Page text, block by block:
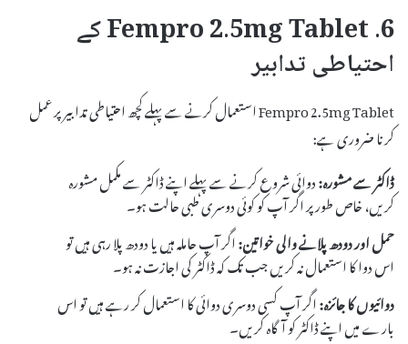
6. Fempro 2.5mg Tablet کے
احتیاطی تدابیر
Fempro 2.5mg Tablet استعمال کرنے سے پہلے کچھ احتیاطی تدابیر پر عمل
کرنا ضروری ہے:
ڈاکٹر سے مشورہ:دوائی شروع کرنے سے پہلے اپنے ڈاکٹر سے مکمل مشورہ
کریں، خاص طور پر اگر آپ کو کوئی دوسری طبی حالت ہو۔
حمل اور دودھ پلانے والی خواتین:اگر آپ حاملہ ہیں یا دودھ پلا رہی ہیں تو
اس دوا کا استعمال نہ کریں جب تک کہ ڈاکٹر کی اجازت نہ ہو۔
دوائیوں کا جائزہ:اگر آپ کسی دوسری دوائی کا استعمال کر رہے ہیں تو اس
بارے میں اپنے ڈاکٹر کو آگاہ کریں۔